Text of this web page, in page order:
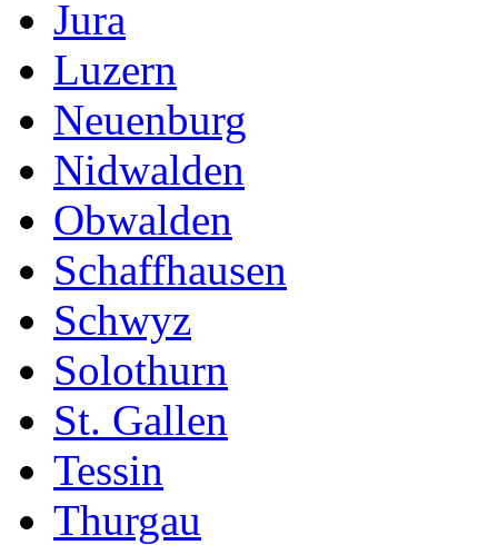
Jura
Luzern
Neuenburg
Nidwalden
Obwalden
Schaffhausen
Schwyz
Solothurn
St. Gallen
Tessin
Thurgau